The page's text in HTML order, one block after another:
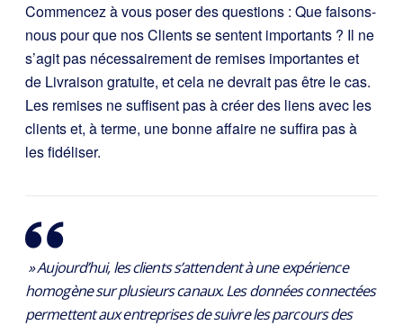
Commencez à vous poser des questions : Que faisons-
nous pour que nos Clients se sentent importants ? Il ne
s’agit pas nécessairement de remises importantes et
de Livraison gratuite, et cela ne devrait pas être le cas.
Les remises ne suffisent pas à créer des liens avec les
clients et, à terme, une bonne affaire ne suffira pas à
les fidéliser.
» Aujourd’hui, les clients s’attendent à une expérience
homogène sur plusieurs canaux. Les données connectées
permettent aux entreprises de suivre les parcours des